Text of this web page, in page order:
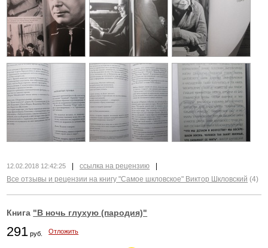
12.02.2018 12:42:25 ссылка на рецензию
Все отзывы и рецензии на книгу "Самое шкловское" Виктор Шкловский (4)
Книга "В ночь глухую (пародия)"
291 руб. Отложить